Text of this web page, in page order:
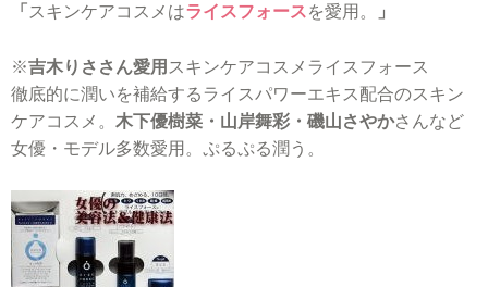
「 スキンケアコスメはライスフォースを愛用。 」
※吉木りささん愛用 スキンケアコスメライスフォース
徹底的に潤いを補給するライスパワーエキス配合のスキン
ケアコスメ。 木下優樹菜・山岸舞彩・磯山さやかさんなど
女優・モデル多数愛用。ぷるぷる潤う。